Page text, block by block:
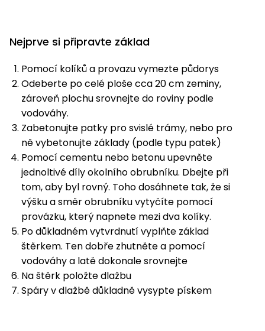
Nejprve si připravte základ
Pomocí kolíků a provazu vymezte půdorys
Odeberte po celé ploše cca 20 cm zeminy,
zároveň plochu srovnejte do roviny podle
vodováhy.
Zabetonujte patky pro svislé trámy, nebo pro
ně vybetonujte základy (podle typu patek)
Pomocí cementu nebo betonu upevněte
jednoltivé díly okolního obrubníku. Dbejte při
tom, aby byl rovný. Toho dosáhnete tak, že si
výšku a směr obrubníku vytyčíte pomocí
provázku, který napnete mezi dva kolíky.
Po důkladném vytvrdnutí vyplňte základ
štěrkem. Ten dobře zhutněte a pomocí
vodováhy a latě dokonale srovnejte
Na štěrk položte dlažbu
Spáry v dlažbě důkladně vysypte pískem